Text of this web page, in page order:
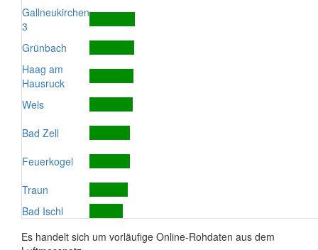
Gallneukirchen
3
Grünbach
Haag am
Hausruck
Wels
Bad Zell
Feuerkogel
Traun
Bad Ischl
Es handelt sich um vorläufige Online-Rohdaten aus dem